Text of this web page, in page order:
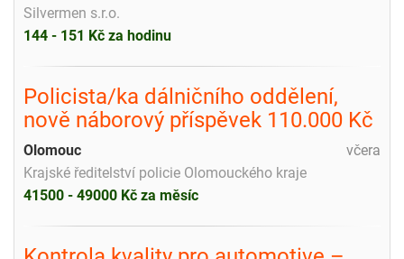
Silvermen s.r.o.
144 - 151 Kč za hodinu
Policista/ka dálničního oddělení,
nově náborový příspěvek 110.000 Kč
včera
Olomouc
Krajské ředitelství policie Olomouckého kraje
41500 - 49000 Kč za měsíc